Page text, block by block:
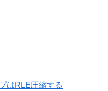
はRLE圧縮する